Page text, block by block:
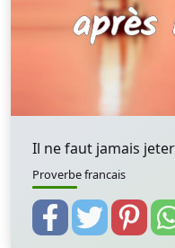
Il ne faut jamais
Proverbe francais